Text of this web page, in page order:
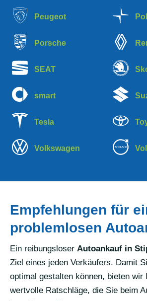
Peugeot
Porsche
SEAT
smart
Tesla
Volkswagen
Empfehlungen für
problemlosen
Ein reibungsloser Autoankauf in
Ziel eines jeden Verkäufers. Damit
optimal gestalten können, bieten wir
wertvolle Ratschläge, die Sie beim